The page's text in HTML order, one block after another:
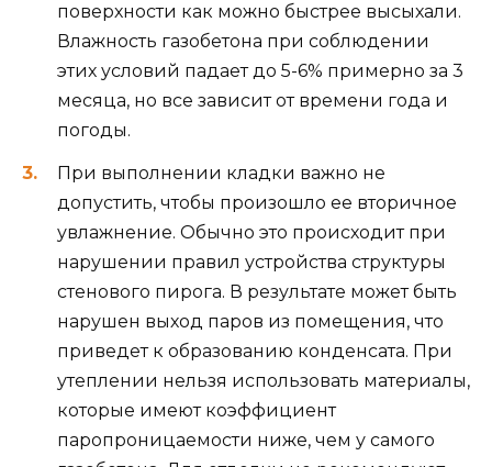
поверхности как можно быстрее высыхали.
Влажность газобетона при соблюдении
этих условий падает до 5-6% примерно за 3
месяца, но все зависит от времени года и
погоды.
При выполнении кладки важно не
допустить, чтобы произошло ее вторичное
увлажнение. Обычно это происходит при
нарушении правил устройства структуры
стенового пирога. В результате может быть
нарушен выход паров из помещения, что
приведет к образованию конденсата. При
утеплении нельзя использовать материалы,
которые имеют коэффициент
паропроницаемости ниже, чем у самого